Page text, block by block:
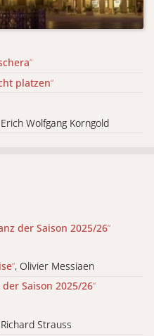
“
platzen“
Wolfgang Korngold
der Saison 2025/26“
“, Olivier Messiaen
der Saison 2025/26“
Strauss